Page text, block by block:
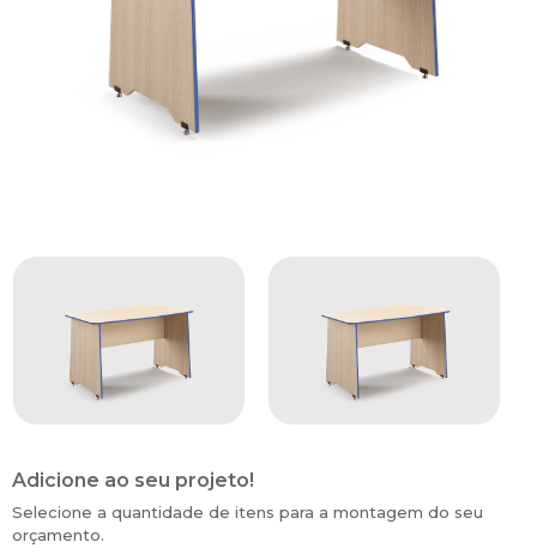
Adicione ao seu projeto!
Selecione a quantidade de itens para a montagem do seu
orçamento.